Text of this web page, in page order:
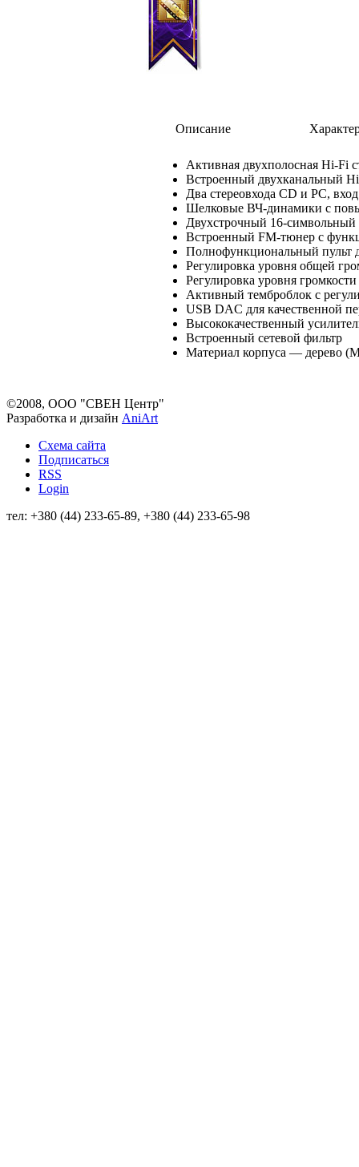
Описание
Активная двухполосная Hi-Fi
Встроенный двухканальный
Два стереовхода CD и PC,
Шелковые ВЧ-динамики с
Двухстрочный 16-
Встроенный FM-тюнер с
Полнофункциональный пульт
Регулировка уровня общей
Регулировка уровня
Активный темброблок с
USB DAC для качественной
Высококачественный
Встроенный сетевой фильтр
Материал корпуса — дерево
©2008, ООО "СВЕН Центр"
Разработка и дизайн AniArt
Схема сайта
Подписаться
RSS
Login
тел: +380 (44) 233-65-89, +380 (44) 233-65-98